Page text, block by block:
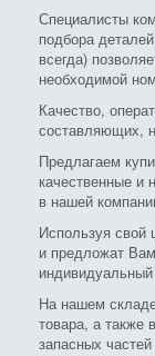
Специалисты
подбора
всегда)
необходимой
Качество,
составляющих,
Предлагаем
качественные и
в нашей
Используя свой
и предложат
На нашем
товара, а также
запасных